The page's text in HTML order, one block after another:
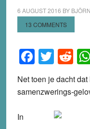
6 AUGUST 2016 BY BJÖRN
13 COMMENTS
Net toen je dacht
samenzwerings-
In